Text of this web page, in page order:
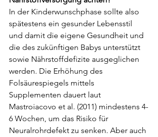
In der Kinderwunschphase sollte also
spätestens ein gesunder Lebensstil
und damit die eigene Gesundheit und
die des zukünftigen Babys unterstützt
sowie Nährstoffdefizite ausgeglichen
werden. Die Erhöhung des
Folsäurespiegels mittels
Supplementen dauert laut
Mastroiacovo et al. (2011) mindestens 4-
6 Wochen, um das Risiko für
Neuralrohrdefekt zu senken. Aber auch